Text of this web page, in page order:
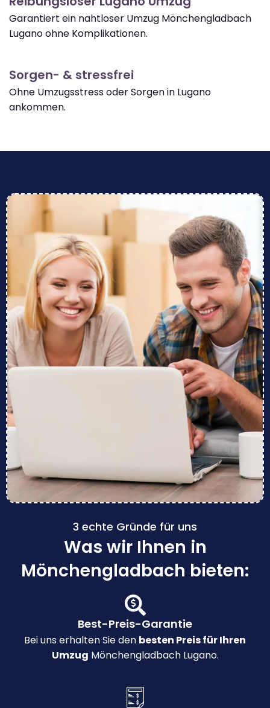
Garantiert ein nahtloser Umzug Mönchengladbach
Lugano ohne Komplikationen.
Sorgen- & stressfrei
Ohne Umzugsstress oder Sorgen in Lugano
ankommen.
3 echte Gründe für uns
Was wir Ihnen in
Mönchengladbach bieten:
Best-Preis-Garantie
Bei uns erhalten Sie den besten Preis für Ihren
Umzug Mönchengladbach Lugano.